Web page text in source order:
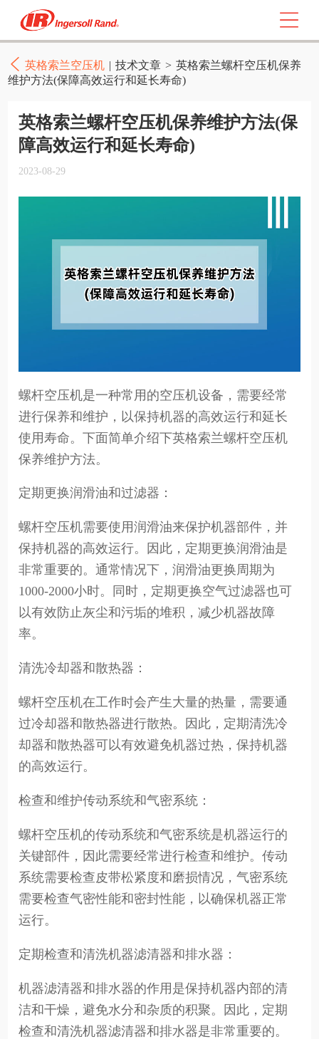
英格索兰空压机 | 技术文章 > 英格索兰螺杆空压机保养
维护方法(保障高效运行和延长寿命)
英格索兰螺杆空压机保养维护方法(保
障高效运行和延长寿命)
2023-08-29
螺杆空压机是一种常用的空压机设备，需要经常
进行保养和维护，以保持机器的高效运行和延长
使用寿命。下面简单介绍下英格索兰螺杆空压机
保养维护方法。
定期更换润滑油和过滤器：
螺杆空压机需要使用润滑油来保护机器部件，并
保持机器的高效运行。因此，定期更换润滑油是
非常重要的。通常情况下，润滑油更换周期为
1000-2000小时。同时，定期更换空气过滤器也可
以有效防止灰尘和污垢的堆积，减少机器故障
率。
清洗冷却器和散热器：
螺杆空压机在工作时会产生大量的热量，需要通
过冷却器和散热器进行散热。因此，定期清洗冷
却器和散热器可以有效避免机器过热，保持机器
的高效运行。
检查和维护传动系统和气密系统：
螺杆空压机的传动系统和气密系统是机器运行的
关键部件，因此需要经常进行检查和维护。传动
系统需要检查皮带松紧度和磨损情况，气密系统
需要检查气密性能和密封性能，以确保机器正常
运行。
定期检查和清洗机器滤清器和排水器：
机器滤清器和排水器的作用是保持机器内部的清
洁和干燥，避免水分和杂质的积聚。因此，定期
检查和清洗机器滤清器和排水器是非常重要的。